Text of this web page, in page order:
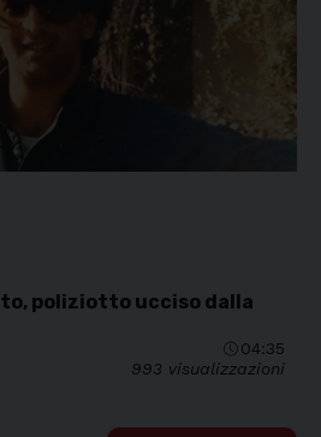
poliziotto ucciso dalla
04:35
993 visualizzazioni